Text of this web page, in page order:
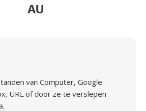
AU
van Computer, Google
URL of door ze te verslepen